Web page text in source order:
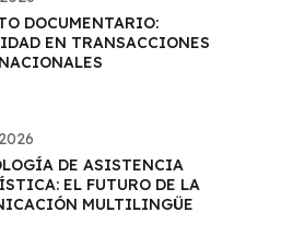
DOCUMENTARIO:
EN TRANSACCIONES
DE ASISTENCIA
EL FUTURO DE LA
MULTILINGÜE